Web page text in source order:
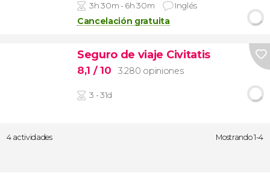
3h 30m - 6h 30m Inglés
Cancelación gratuita
Seguro de viaje Civitatis
8,1 / 10 3.280 opiniones
3 - 31d
4 actividades Mostrando 1-4